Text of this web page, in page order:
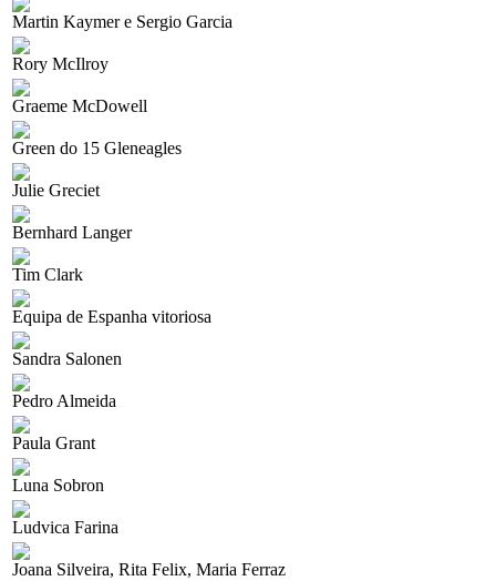
Martin Kaymer e Sergio Garcia
Rory McIlroy
Graeme McDowell
Green do 15 Gleneagles
Julie Greciet
Bernhard Langer
Tim Clark
Equipa de Espanha vitoriosa
Sandra Salonen
Pedro Almeida
Paula Grant
Luna Sobron
Ludvica Farina
Joana Silveira, Rita Felix, Maria Ferraz